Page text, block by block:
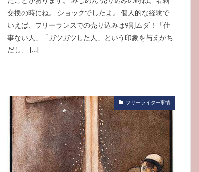
交換の時にね。 ショックでしたよ。 個人的な経験で
いえば、フリーランスでの売り込みは9割ムダ！「仕
事ない人」「ガツガツした人」という印象を与えがち
だし、 […]
フリーライター事情